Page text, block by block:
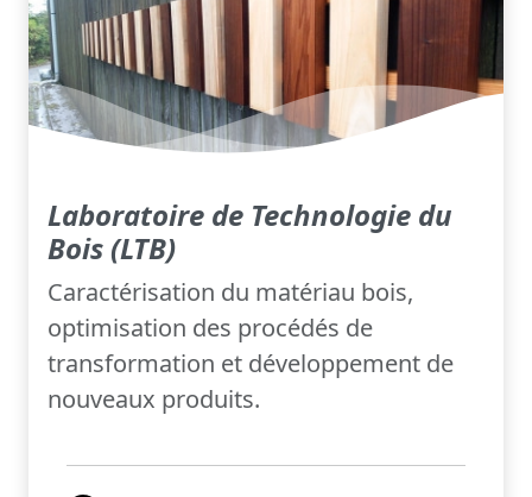
Laboratoire de Technologie du
Bois (LTB)
Caractérisation du matériau bois,
optimisation des procédés de
transformation et développement de
nouveaux produits.